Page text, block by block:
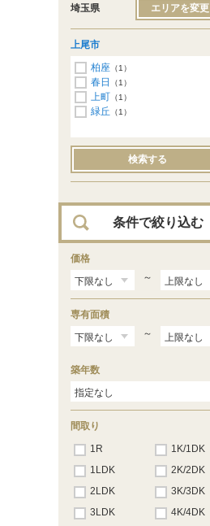
埼玉県 エリアを変更
上尾市
柏座 （1）
春日 （1）
上町 （1）
緑丘 （1）
検索する
条件で絞り込む
価格
～
専有面積
～
築年数
間取り
1R
1K/1DK
1LDK
2K/2DK
2LDK
3K/3DK
3LDK
4K/4DK